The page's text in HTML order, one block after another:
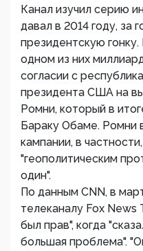
Канал изучил серию
давал в 2014 году, за
президентскую
одном из них
согласии с
президента США на
Ромни, который в
Бараку Обаме. Ромни
кампании, в
"геополитическим
один".
По данным CNN, в
телеканалу Fox News
был прав", когда
большая проблема".